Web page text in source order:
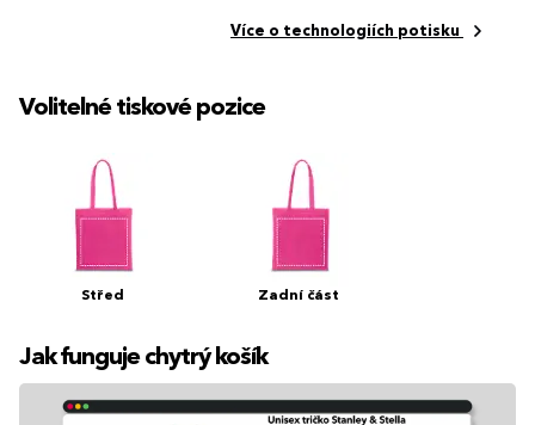
Více o technologiích potisku
Volitelné tiskové pozice
Střed Zadní část
Jak funguje chytrý košík